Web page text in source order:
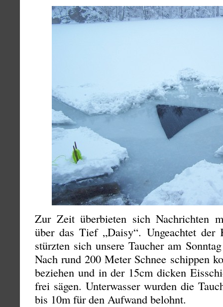
Zur Zeit überbieten sich Nachrichten
über das Tief „Daisy“. Ungeachtet der
stürzten sich unsere Taucher am
Nach rund 200 Meter Schnee schippen
beziehen und in der 15cm dicken
frei sägen. Unterwasser wurden die
bis 10m für den Aufwand belohnt.